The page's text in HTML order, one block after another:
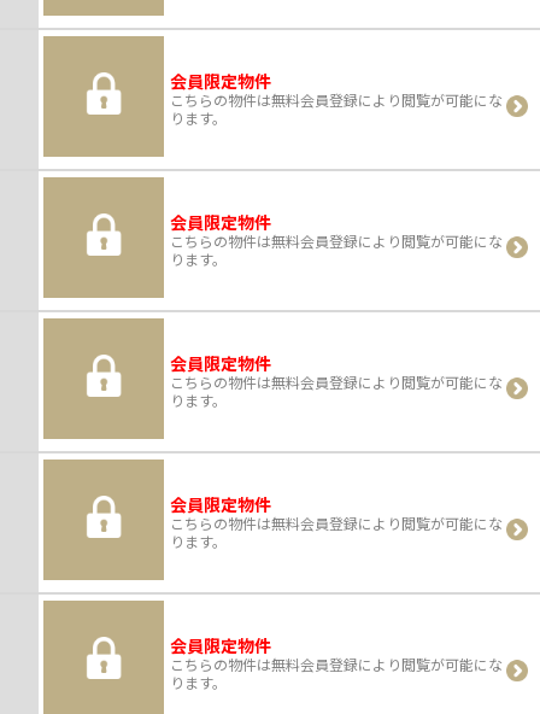
会員限定物件
こちらの物件は無料会員登録により閲覧が可能にな
ります。
会員限定物件
こちらの物件は無料会員登録により閲覧が可能にな
ります。
会員限定物件
こちらの物件は無料会員登録により閲覧が可能にな
ります。
会員限定物件
こちらの物件は無料会員登録により閲覧が可能にな
ります。
会員限定物件
こちらの物件は無料会員登録により閲覧が可能にな
ります。